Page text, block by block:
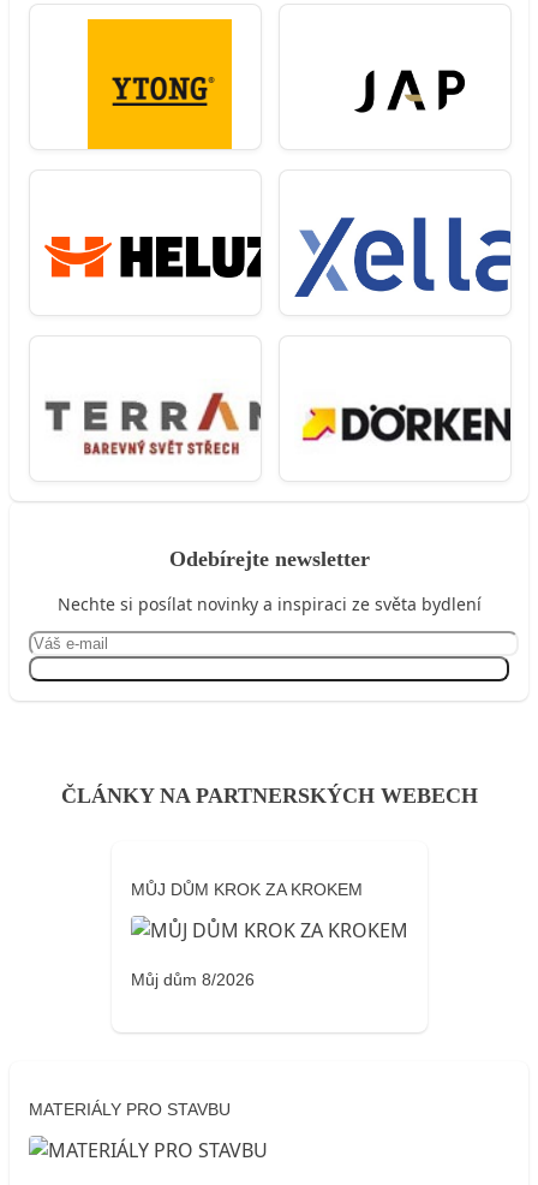
Odebírejte newsletter
Nechte si posílat novinky a inspiraci ze světa bydlení
ČLÁNKY NA PARTNERSKÝCH WEBECH
MŮJ DŮM KROK ZA KROKEM
Můj dům 8/2026
MATERIÁLY PRO STAVBU